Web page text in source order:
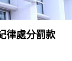
律處分罰款